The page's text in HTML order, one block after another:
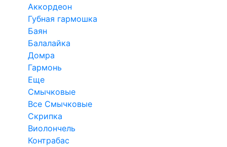
Аккордеон
Губная гармошка
Баян
Балалайка
Домра
Гармонь
Еще
Смычковые
Все Смычковые
Скрипка
Виолончель
Контрабас